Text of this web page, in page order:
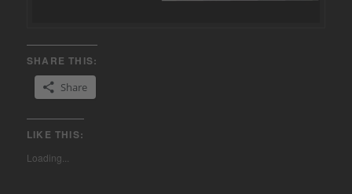
SHARE THIS:
Share
LIKE THIS:
Loading...